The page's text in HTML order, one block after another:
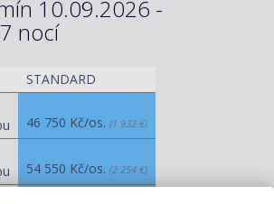
10.09.2026 -
nocí
STANDARD
46 750 Kč/os. (1 932 €)
54 550 Kč/os. (2 254 €)